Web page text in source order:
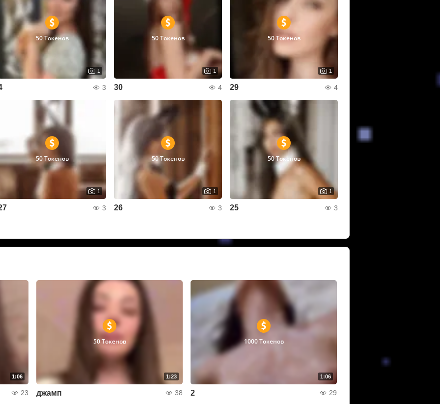
50 Токенов
1
3
50 Токенов
1
30 4
50 Токенов
1
29 4
50 Токенов
1
3
50 Токенов
1
26 3
50 Токенов
1
25 3
1:06
23
1:23
50 Токенов
джамп 38
1:06
1000 Токенов
2 29